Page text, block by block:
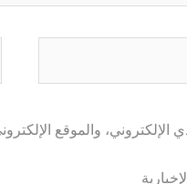
والموقع